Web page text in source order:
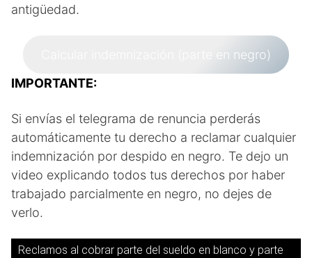
antigüedad.
Calcular indemnización (parte en negro)
IMPORTANTE:
Si envías el telegrama de renuncia perderás
automáticamente tu derecho a reclamar cualquier
indemnización por despido en negro. Te dejo un
video explicando todos tus derechos por haber
trabajado parcialmente en negro, no dejes de
verlo.
Reclamos al cobrar parte del sueldo en blanco y parte